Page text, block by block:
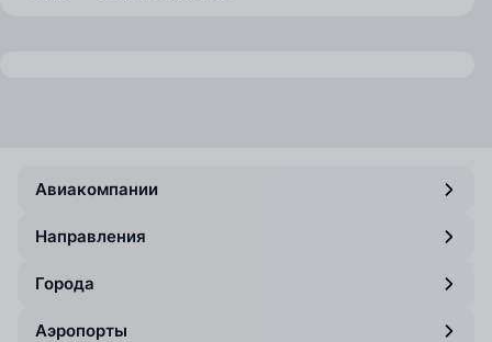
Авиакомпании
Направления
Города
Аэропорты